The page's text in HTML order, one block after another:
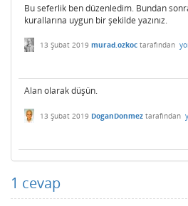
Bu seferlik ben düzenledim. Bundan
kurallarına uygun bir şekilde yazınız.
13 Şubat 2019 murad.ozkoc tarafından
Alan olarak düşün.
13 Şubat 2019 DoganDonmez tarafından
1 cevap